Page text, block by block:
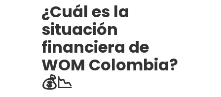
¿Cuál es la
situación
financiera de
WOM Colombia?
💰📉